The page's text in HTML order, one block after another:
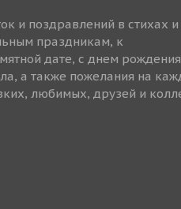
и поздравлений в стихах и
праздникам, к
дате, с днем
а также пожелания на
любимых, друзей и